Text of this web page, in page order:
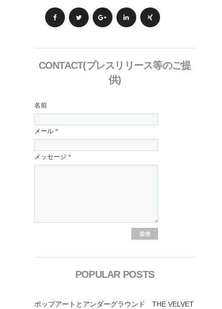
CONTACT(プレスリリース等のご提
供)
名前
メール *
メッセージ *
POPULAR POSTS
ポップアートとアンダーグラウンド THE VELVET